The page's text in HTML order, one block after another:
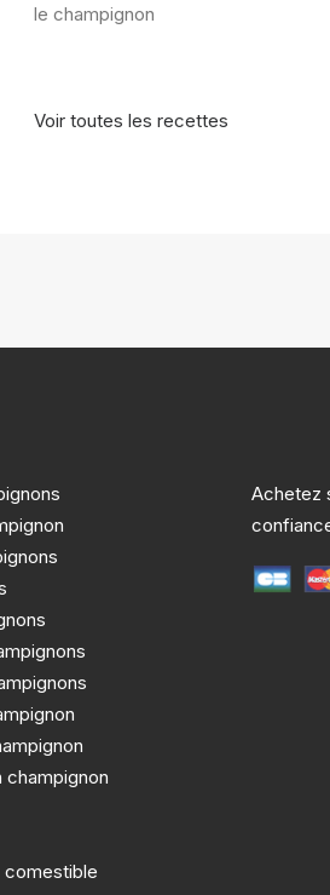
le champignon
Voir toutes les recettes
champignon
comestible
Achetez